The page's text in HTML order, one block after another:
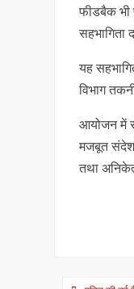
फीडबैक भी
सहभागिता
यह
विभाग
आयोजन में
मजबूत संदेश
तथा